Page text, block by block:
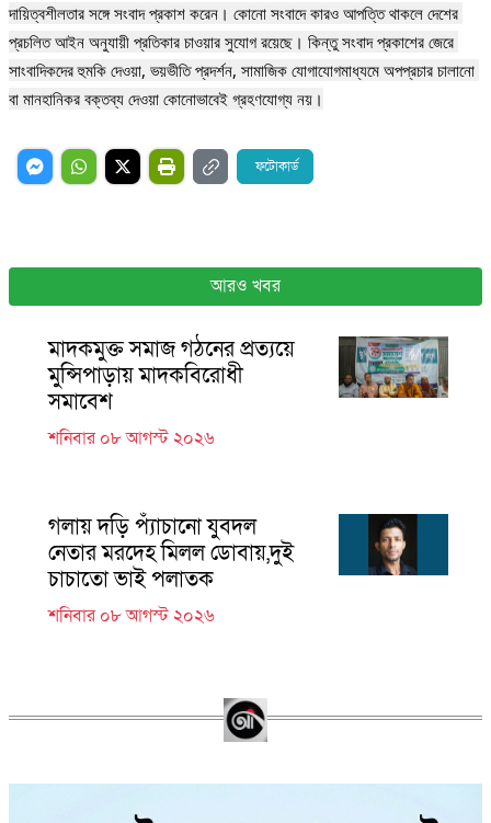
দায়িত্বশীলতার সঙ্গে সংবাদ প্রকাশ করেন। কোনো সংবাদে কারও আপত্তি থাকলে দেশের
প্রচলিত আইন অনুযায়ী প্রতিকার চাওয়ার সুযোগ রয়েছে। কিন্তু সংবাদ প্রকাশের জেরে
সাংবাদিকদের হুমকি দেওয়া, ভয়ভীতি প্রদর্শন, সামাজিক যোগাযোগমাধ্যমে অপপ্রচার চালানো
বা মানহানিকর বক্তব্য দেওয়া কোনোভাবেই গ্রহণযোগ্য নয়।
ফটোকার্ড
আরও খবর
মাদকমুক্ত সমাজ গঠনের প্রত্যয়ে
মুন্সিপাড়ায় মাদকবিরোধী
সমাবেশ
শনিবার ০৮ আগস্ট ২০২৬
গলায় দড়ি প্যাঁচানো যুবদল
নেতার মরদেহ মিলল ডোবায়,দুই
চাচাতো ভাই পলাতক
শনিবার ০৮ আগস্ট ২০২৬